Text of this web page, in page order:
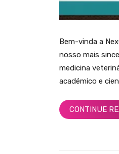
Bem-vinda a
nosso mais
medicina
académico e
CONTINUE